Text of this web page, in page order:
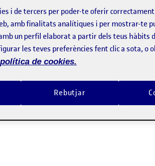
gráfica
per escriure un comentari.
i de tercers per poder-te oferir
amb finalitats analítiques i per mostrar-te
un perfil elaborat a partir dels teus hàbits
les teves preferències fent clic a sota, o
política de cookies.
Rebutjar